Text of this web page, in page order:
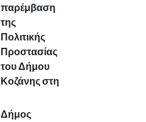
παρέμβαση
της
Πολιτικής
Προστασίας
του Δήμου
Κοζάνης στη
Δήμος